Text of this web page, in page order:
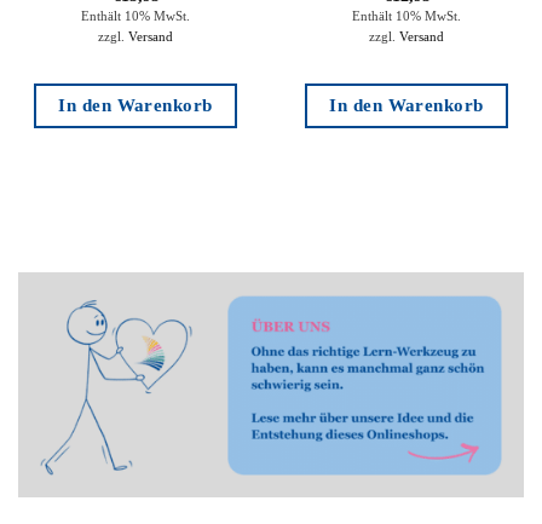
Enthält 10% MwSt.
zzgl. Versand
In den Warenkorb
Enthält 10% MwSt.
zzgl. Versand
In den Warenkorb